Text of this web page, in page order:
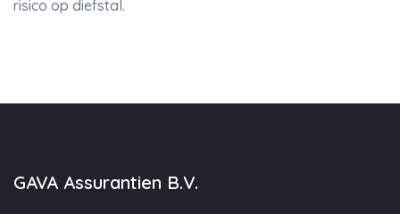
risico op diefstal.
GAVA Assurantien B.V.